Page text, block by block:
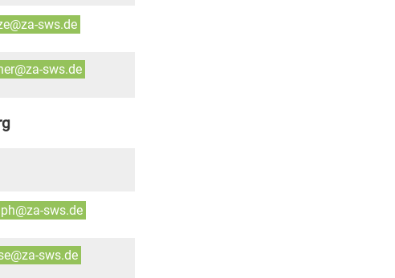
sws.de
sws.de
sws.de
sws.de